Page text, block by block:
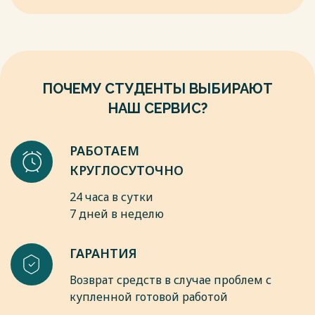
финансовой дисциплины, рационального использования
результатов и выявление внутренних резервов повышения
превентивную, направленную на предупреждение
финансовых нарушений и минимизацию возможных рисков;
7. Положение по бухгалтерскому учету ПБУ 4/99
Весь текст будет доступен
ПОЧЕМУ СТУДЕНТЫ ВЫБИРАЮТ
НАШ СЕРВИС?
РАБОТАЕМ
КРУГЛОСУТОЧНО
24 часа в сутки
7 дней в неделю
ГАРАНТИЯ
Возврат средств в случае проблем с
купленной готовой работой